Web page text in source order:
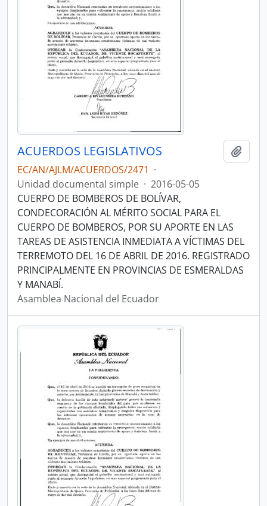
ACUERDOS LEGISLATIVOS
EC/AN/AJLM/ACUERDOS/2471 ·
Unidad documental simple · 2016-05-05
CUERPO DE BOMBEROS DE BOLÍVAR,
CONDECORACIÓN AL MÉRITO SOCIAL PARA EL
CUERPO DE BOMBEROS, POR SU APORTE EN LAS
TAREAS DE ASISTENCIA INMEDIATA A VÍCTIMAS DEL
TERREMOTO DEL 16 DE ABRIL DE 2016. REGISTRADO
PRINCIPALMENTE EN PROVINCIAS DE ESMERALDAS
Y MANABÍ.
Asamblea Nacional del Ecuador